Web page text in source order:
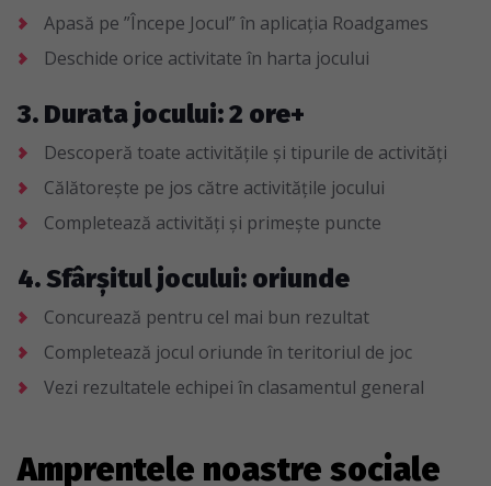
Apasă pe ”Începe Jocul” în aplicația Roadgames
Deschide orice activitate în harta jocului
3. Durata jocului: 2 ore+
Descoperă toate activitățile și tipurile de activități
Călătorește pe jos către activitățile jocului
Completează activități și primește puncte
4. Sfârșitul jocului: oriunde
Concurează pentru cel mai bun rezultat
Completează jocul oriunde în teritoriul de joc
Vezi rezultatele echipei în clasamentul general
Amprentele noastre sociale